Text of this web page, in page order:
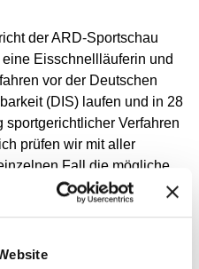
der ARD-Sportschau
Eisschnellläuferin und
vor der Deutschen
(DIS) laufen und in 28
Verfahren
prüfen wir mit aller
Fall die mögliche
ganz gleich, ob es sich
handelt“,